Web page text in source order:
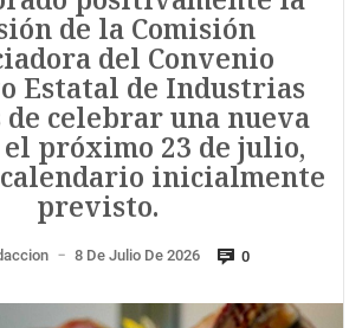
de la Comisión
del Convenio
Estatal de Industrias
de celebrar una nueva
próximo 23 de julio,
inicialmente
previsto.
— 8 De Julio De 2026 0